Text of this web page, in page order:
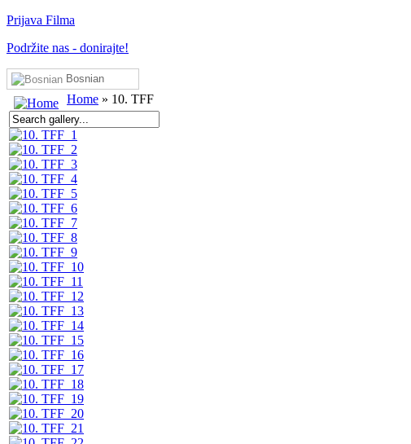
Prijava Filma
Podržite nas - donirajte!
Bosnian
Home » 10. TFF